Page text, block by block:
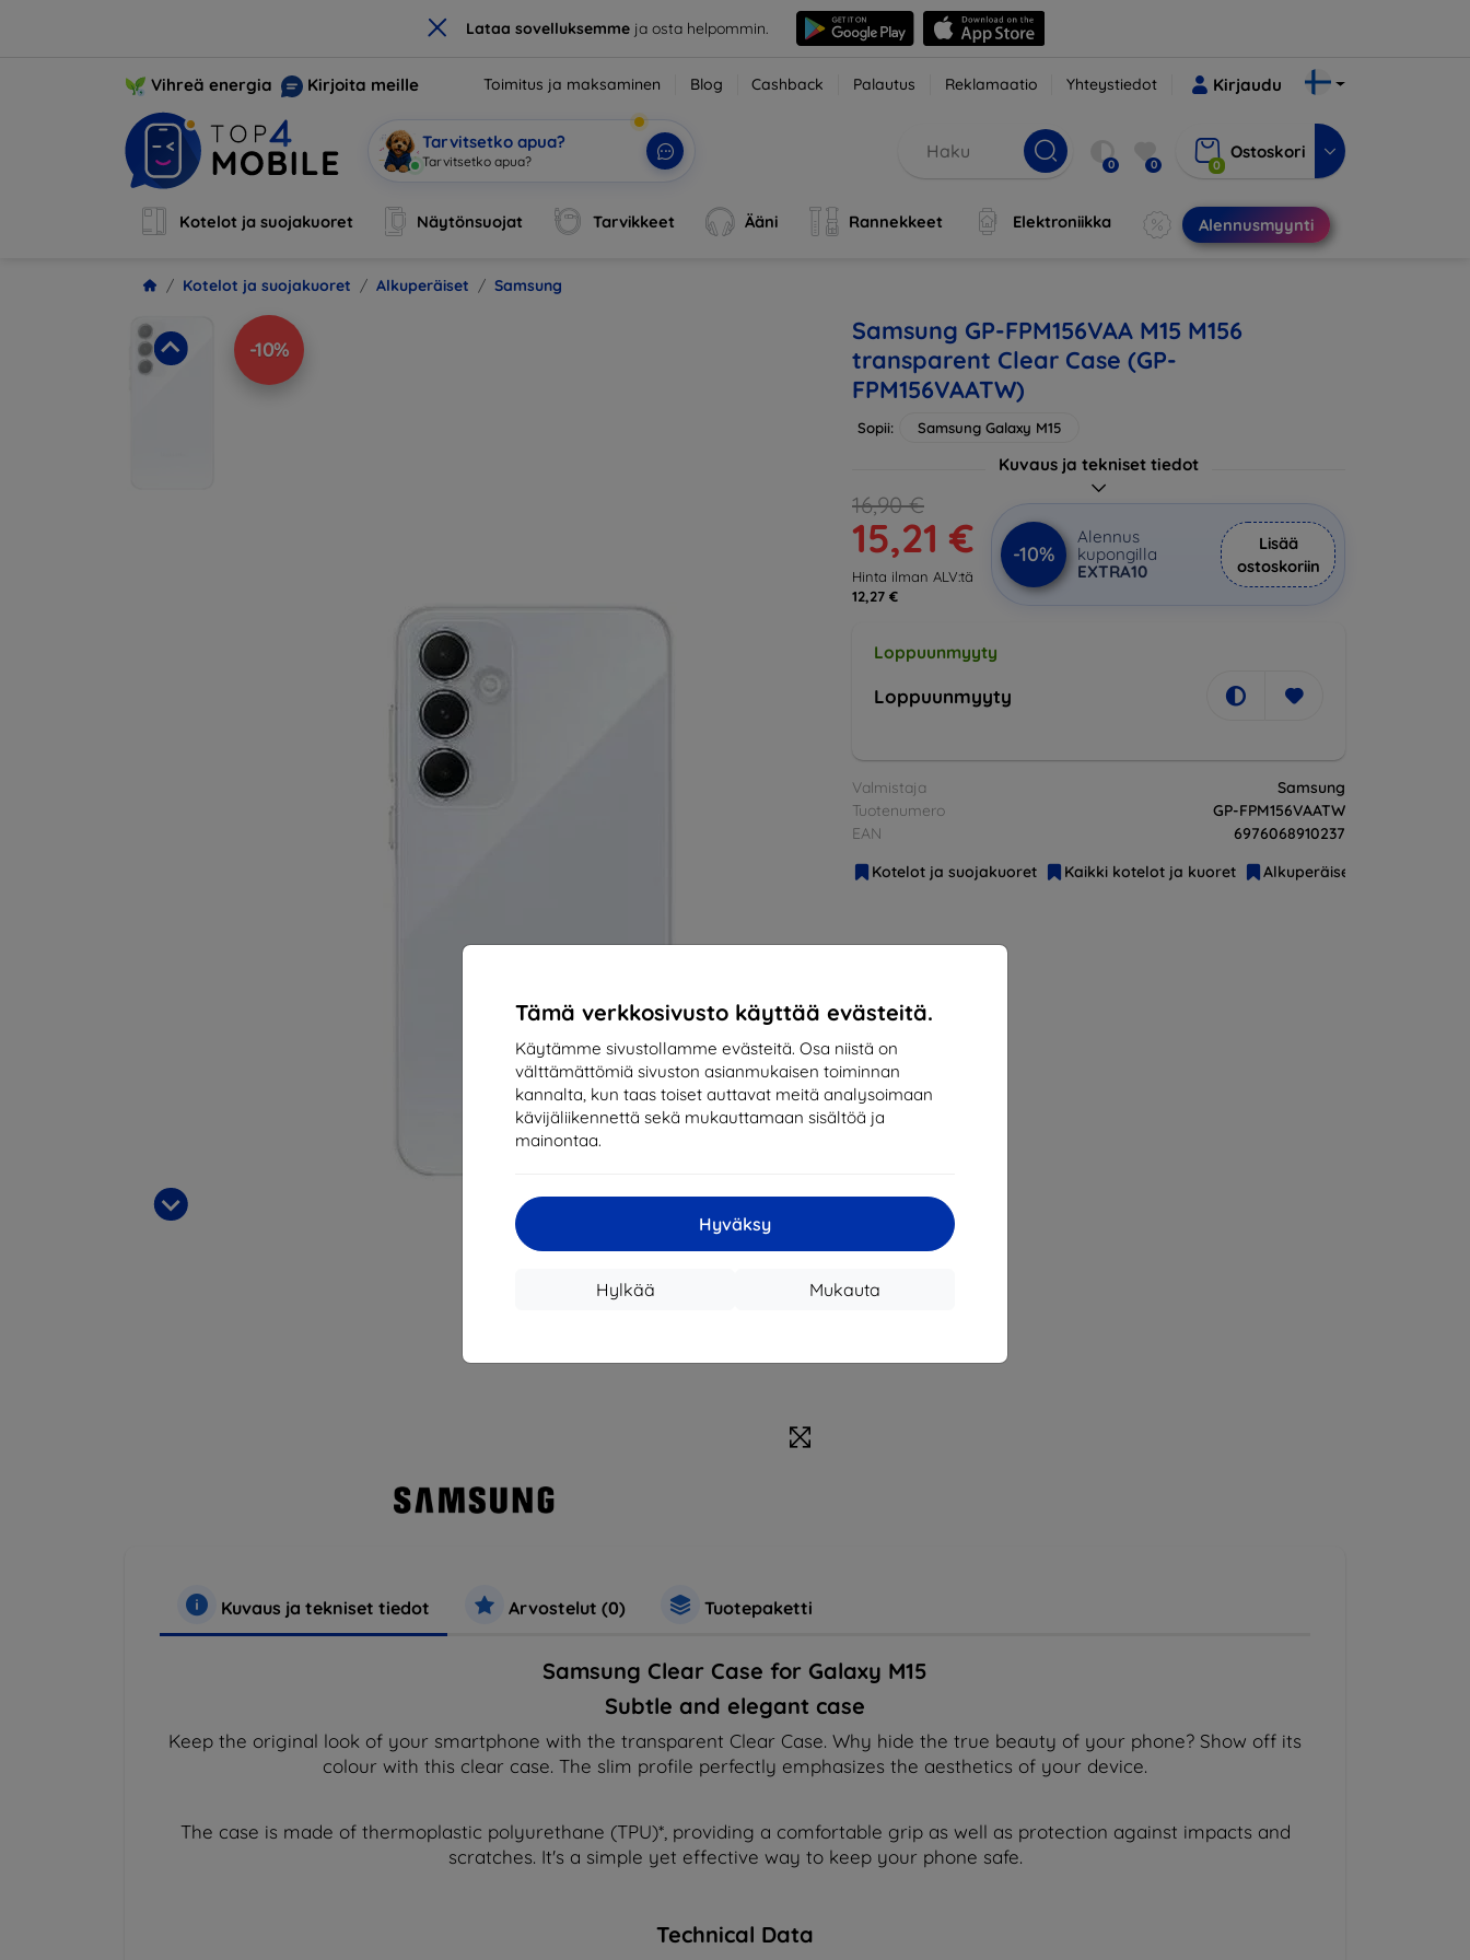
× Lataa sovelluksemmeja osta helpommin.
Tämä verkkosivusto käyttää evästeitä.
Käytämme sivustollamme evästeitä. Osa niistä on
välttämättömiä sivuston asianmukaisen toiminnan
kannalta, kun taas toiset auttavat meitä analysoimaan
kävijäliikennettä sekä mukauttamaan sisältöä ja
mainontaa.
Hyväksy
Mukauta
Hylkää
Vihreä energia Kirjoita meille Toimitus ja maksaminen Blog Cashback Palautus Reklamaatio Yhteystiedot Kirjaudu
Tarvitsetko apua?
Tarvitsetko apua? 0 0 0
Ostoskori
Kotelot ja suojakuoret Näytönsuojat Tarvikkeet Ääni Rannekkeet Elektroniikka Alennusmyynti
Kotelot ja suojakuoret Alkuperäiset Samsung
-10%
Samsung GP-FPM156VAA M15 M156
transparent Clear Case (GP-
FPM156VAATW)
Sopii: Samsung Galaxy M15
Kuvaus ja tekniset tiedot
16,90 €
15,21 €
Hinta ilman ALV:tä
12,27 €
-10%
Alennus
kupongilla
EXTRA10
Lisää
ostoskoriin
Loppuunmyyty
Loppuunmyyty
Valmistaja
Samsung
Tuotenumero
GP-FPM156VAATW
EAN
6976068910237
Kotelot ja suojakuoret
Kaikki kotelot ja kuoret Alkuperäiset
Kuvaus ja tekniset tiedot Arvostelut (0) Tuotepaketti
Samsung Clear Case for Galaxy M15
Subtle and elegant case
Keep the original look of your smartphone with the transparent Clear Case. Why hide the true beauty of your phone? Show off its
colour with this clear case. The slim profile perfectly emphasizes the aesthetics of your device.
The case is made of thermoplastic polyurethane (TPU)*, providing a comfortable grip as well as protection against impacts and
scratches. It's a simple yet effective way to keep your phone safe.
Technical Data